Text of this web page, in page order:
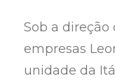
Sob a
empresas
unidade da